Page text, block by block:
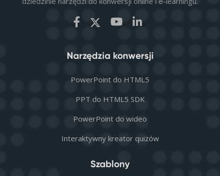
Narzędzia konwersji
PowerPoint do HTML5
PPT do HTML5 SDK
PowerPoint do wideo
Interaktywny kreator quizów
Szablony